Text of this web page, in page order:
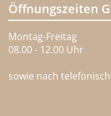
Öffnungszeiten
Montag-Freitag
08.00 - 12.00 Uhr
sowie nach